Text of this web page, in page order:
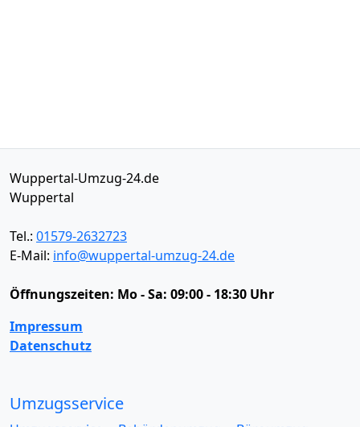
Wuppertal-Umzug-24.de
Wuppertal
Tel.: 01579-2632723
E-Mail: info@wuppertal-umzug-24.de
Öffnungszeiten: Mo - Sa: 09:00 - 18:30 Uhr
Impressum
Datenschutz
Umzugsservice